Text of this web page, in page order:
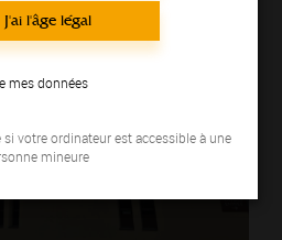
J'ai l'âge légal
mes données
votre ordinateur est accessible à une
mineure